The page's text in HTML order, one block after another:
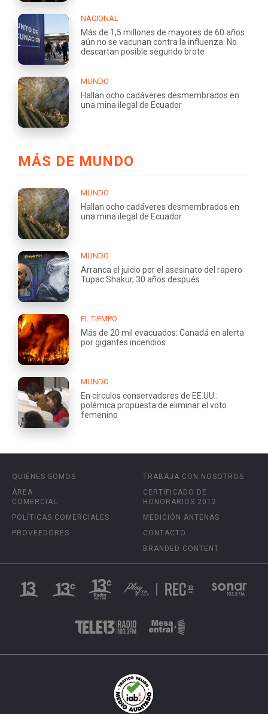
NACIONAL
Más de 1,5 millones de mayores de 60 años
aún no se vacunan contra la influenza: No
descartan posible segundo brote
MUNDO
Hallan ocho cadáveres desmembrados en
una mina ilegal de Ecuador
MÁS DE MUNDO
MUNDO
Hallan ocho cadáveres desmembrados en
una mina ilegal de Ecuador
MUNDO
Arranca el juicio por el asesinato del rapero
Tupac Shakur, 30 años después
EL TIEMPO
Más de 20 mil evacuados: Canadá en alerta
por gigantes incendios
MUNDO
En círculos conservadores de EE.UU.:
polémica propuesta de eliminar el voto
femenino
QUIÉNES SOMOS
ÁREA
COMERCIAL
POLÍTICAS COMERCIALES
PROVEEDORES
TRABAJA CON NOSOTROS
CERTIFICADO DE
HONORARIOS 2012
MEDICIÓN ANTENAS
CONTACTO
BRANDED CONTENT